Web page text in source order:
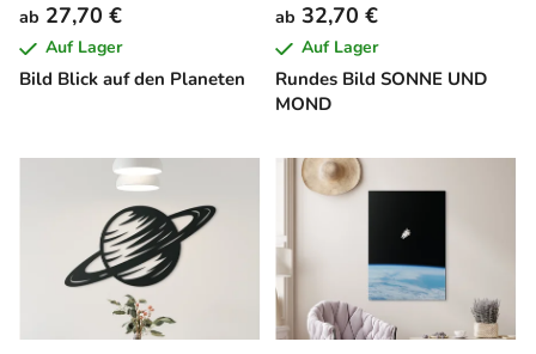
Bild Blick auf den Planeten
ab 27,70 €
Auf Lager
Rundes Bild SONNE UND
MOND
ab 32,70 €
Auf Lager